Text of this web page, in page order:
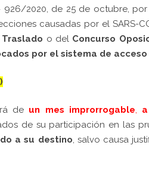
2020, de 25 de octubre,
causadas por el SARS-
o del Concurso
por el sistema de
de un mes improrrogable
de su participación en las
a su destino , salvo causa